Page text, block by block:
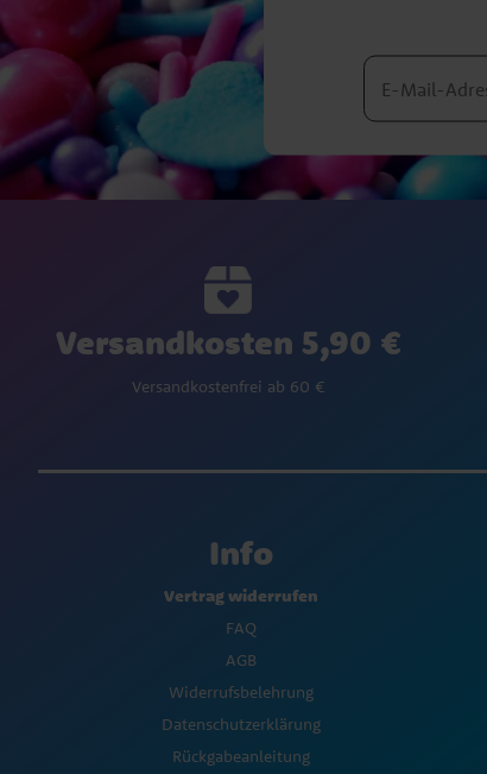
Versandkosten 5,90 €
Versandkostenfrei ab 60 €
Info
Vertrag widerrufen
FAQ
AGB
Widerrufsbelehrung
Datenschutzerklärung
Rückgabeanleitung